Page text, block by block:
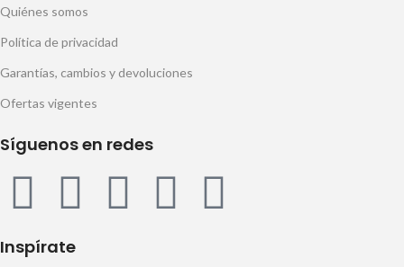
Quiénes somos
Política de privacidad
Garantías, cambios y devoluciones
Ofertas vigentes
Síguenos en redes
Inspírate